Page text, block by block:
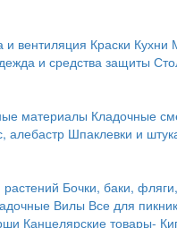
и вентиляция Краски Кухни
и средства защиты
материалы Кладочные
алебастр Шпаклевки и
Бочки, баки,
Вилы Все для
Канцелярские товары-